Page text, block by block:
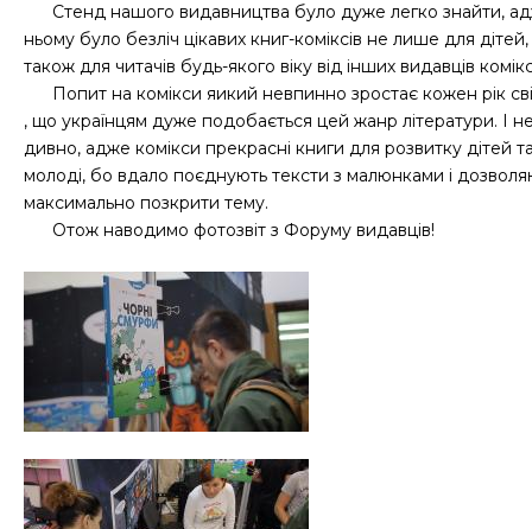
Стенд нашого видавництва було дуже легко знайти,
ньому було безліч цікавих книг-коміксів не лише для дітей,
також для читачів будь-якого віку від інших видавців
Попит на комікси яикий невпинно зростає кожен рік
, що українцям дуже подобається цей жанр літератури. І
дивно, адже комікси прекрасні книги для розвитку дітей
молоді, бо вдало поєднують тексти з малюнками і
максимально позкрити тему.
Отож наводимо фотозвіт з Форуму видавців!